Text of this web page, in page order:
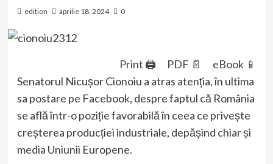
edition aprilie 18, 2024 0
Print 🖨 PDF 📄
eBook 📱
Senatorul Nicușor Cionoiu a atras atenția, în ultima
sa postare pe Facebook, despre faptul că România
se află într-o poziție favorabilă în ceea ce privește
creșterea producției industriale, depășind chiar și
media Uniunii Europene.